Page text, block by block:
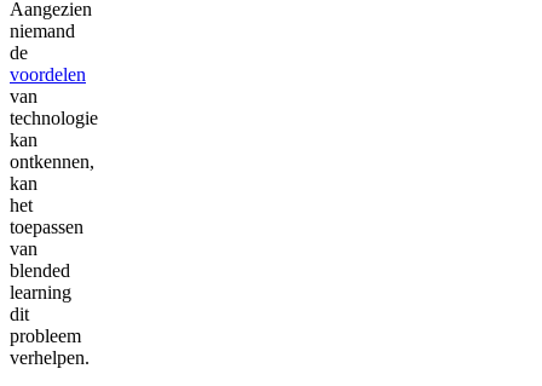
Aangezien
niemand
de
voordelen
van
technologie
kan
ontkennen,
kan
het
toepassen
van
blended
learning
dit
probleem
verhelpen.